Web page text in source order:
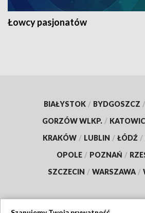
Łowcy pasjonatów
BIAŁYSTOK / BYDGOSZCZ /
GORZÓW WLKP. /
KRAKÓW / LUBLIN / ŁÓDŹ /
OPOLE / POZNAŃ /
SZCZECIN / WARSZAWA /